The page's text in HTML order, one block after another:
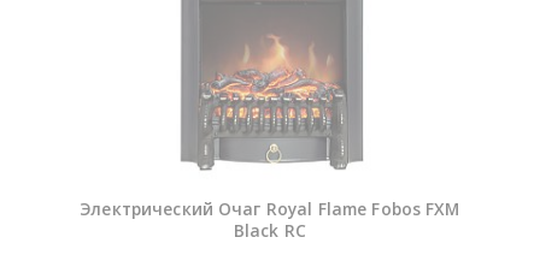
Электрический Очаг Royal Flame Fobos FXM
Black RC